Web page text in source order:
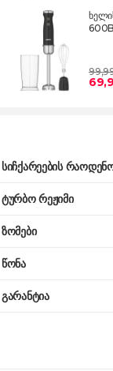
სიჩქარეების
ტურბო რეჟიმი
ზომები
წონა
გარანტია